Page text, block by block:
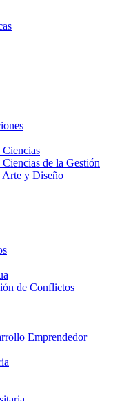
Ciencias
de la Gestión
Arte y Diseño
de Conflictos
Emprendedor